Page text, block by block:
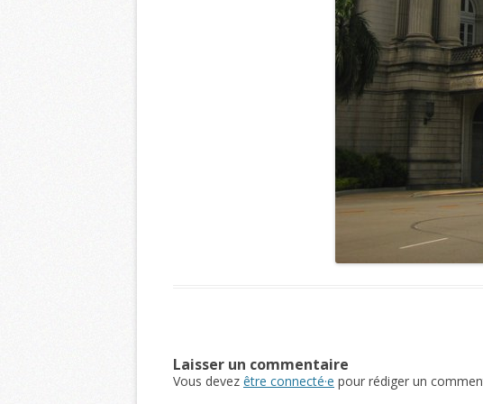
Laisser un commentaire
Vous devez être connecté·e pour rédiger un